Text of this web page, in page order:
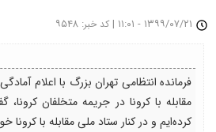
| کد خبر: ۹۵۴۸
فرمانده انتظامی تهران بزرگ با اعلام
مقابله با کرونا در جریمه متخلفان
کرده‌ایم و در کنار ستاد ملی مقابله با کرونا